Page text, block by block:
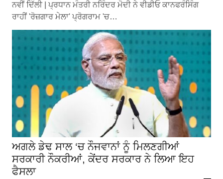
ਨਵੀਂ ਦਿੱਲੀ | ਪ੍ਰਧਾਨ ਮੰਤਰੀ ਨਰਿੰਦਰ ਮੋਦੀ ਨੇ ਵੀਡੀਓ ਕਾਨਫਰੰਸਿੰਗ
ਰਾਹੀਂ 'ਰੋਜ਼ਗਾਰ ਮੇਲਾ' ਪ੍ਰੋਗਰਾਮ 'ਚ…
ਅਗਲੇ ਡੇਢ ਸਾਲ ‘ਚ ਨੌਜਵਾਨਾਂ ਨੂੰ ਮਿਲਣਗੀਆਂ
ਸਰਕਾਰੀ ਨੌਕਰੀਆਂ, ਕੇਂਦਰ ਸਰਕਾਰ ਨੇ ਲਿਆ ਇਹ
ਫੈਸਲਾ